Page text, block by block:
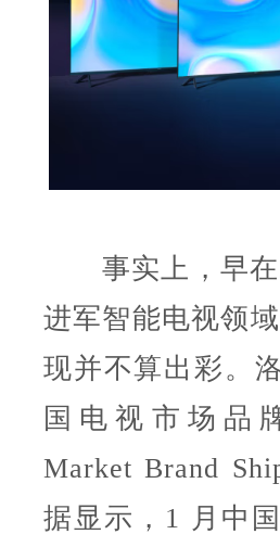
事实上，早在
进军智能电视领
现并不算出彩。
国电视市场品
Market Brand
据显示，1 月中